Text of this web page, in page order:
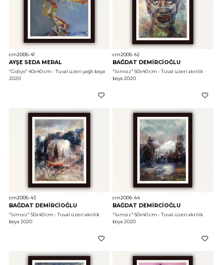
crn2006-41
AYŞE SEDA MERAL
"Gidiyo" 40x40 cm - Tuval üzeri yağlı boya
2020
crn2006-42
BAĞDAT DEMİRCİOĞLU
"İsimsiz" 50x40 cm - Tuval üzeri akrilik
boya 2020
crn2006-43
BAĞDAT DEMİRCİOĞLU
"İsimsiz" 50x40 cm - Tuval üzeri akrilik
boya 2020
crn2006-44
BAĞDAT DEMİRCİOĞLU
"İsimsiz" 50x40 cm - Tuval üzeri akrilik
boya 2020